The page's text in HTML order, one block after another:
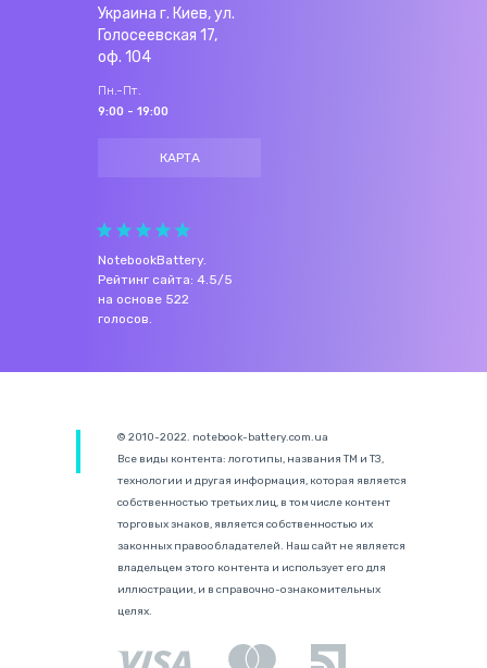
Украина г. Киев, ул.
Голосеевская 17,
оф. 104
Пн.-Пт.
9:00 - 19:00
КАРТА
NotebookBattery.
Рейтинг сайта: 4.5/5
на основе 522
голосов.
© 2010-2022. notebook-battery.com.ua
Все виды контента: логотипы, названия ТМ и ТЗ,
технологии и другая информация, которая является
собственностью третьих лиц, в том числе контент
торговых знаков, является собственностью их
законных правообладателей. Наш сайт не является
владельцем этого контента и использует его для
иллюстрации, и в справочно-ознакомительных
целях.